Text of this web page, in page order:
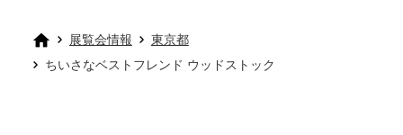
展覧会情報
東京都
ちいさなベストフレンド ウッドストック